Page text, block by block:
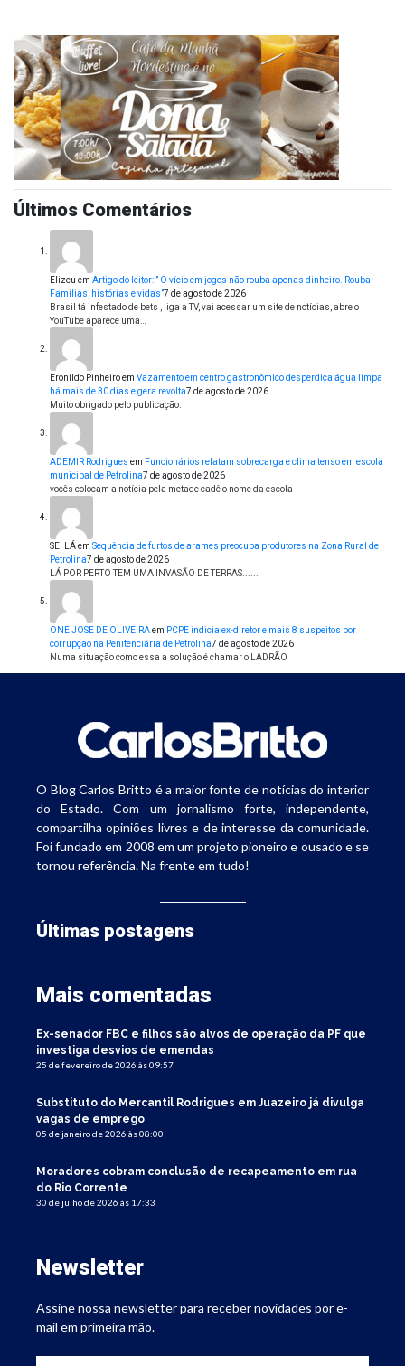
Últimos Comentários
Elizeu em Artigo do leitor: ” O vício em jogos não rouba apenas dinheiro. Rouba
Famílias, histórias e vidas”7 de agosto de 2026
Brasil tá infestado de bets , liga a TV, vai acessar um site de notícias, abre o
YouTube aparece uma…
Eronildo Pinheiroem Vazamento em centro gastronômico desperdiça água limpa
há mais de 30 dias e gera revolta7 de agosto de 2026
Muito obrigado pelo publicação.
ADEMIR Rodrigues em Funcionários relatam sobrecarga e clima tenso em escola
municipal de Petrolina7 de agosto de 2026
vocês colocam a notícia pela metade cadê o nome da escola
SEI LÁem Sequência de furtos de arames preocupa produtores na Zona Rural de
Petrolina7 de agosto de 2026
LÁ POR PERTO TEM UMA INVASÃO DE TERRAS......
ONE JOSE DE OLIVEIRAem PCPE indicia ex-diretor e mais 8 suspeitos por
corrupção na Penitenciária de Petrolina7 de agosto de 2026
Numa situação como essa a solução é chamar o LADRÃO
O Blog Carlos Britto é a maior fonte de notícias do interior
do Estado. Com um jornalismo forte, independente,
compartilha opiniões livres e de interesse da comunidade.
Foi fundado em 2008 em um projeto pioneiro e ousado e se
tornou referência. Na frente em tudo!
Últimas postagens
Mais comentadas
Ex-senador FBC e filhos são alvos de operação da PF que
investiga desvios de emendas
25 de fevereiro de 2026 às 09:57
Substituto do Mercantil Rodrigues em Juazeiro já divulga
vagas de emprego
05 de janeiro de 2026 às 08:00
Moradores cobram conclusão de recapeamento em rua
do Rio Corrente
30 de julho de 2026 às 17:33
Newsletter
Assine nossa newsletter para receber novidades por e-
mail em primeira mão.